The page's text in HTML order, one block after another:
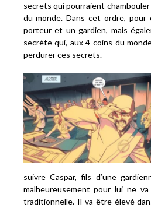
secrets qui pourraient
du monde. Dans cet ordre,
porteur et un gardien, mais
secrète qui, aux 4 coins du
perdurer ces secrets.
suivre Caspar, fils d’une
malheureusement pour lui ne
traditionnelle. Il va être élevé